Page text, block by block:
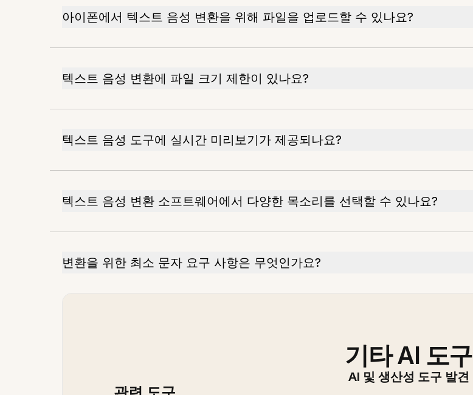
아이폰에서 텍스트 음성 변환을 위해 파일을 업로드할 수 있나요?
텍스트 음성 변환에 파일 크기 제한이 있나요?
텍스트 음성 도구에 실시간 미리보기가 제공되나요?
텍스트 음성 변환 소프트웨어에서 다양한 목소리를 선택할 수 있나요?
변환을 위한 최소 문자 요구 사항은 무엇인가요?
기타 AI 도구
AI 및 생산성 도구 발견